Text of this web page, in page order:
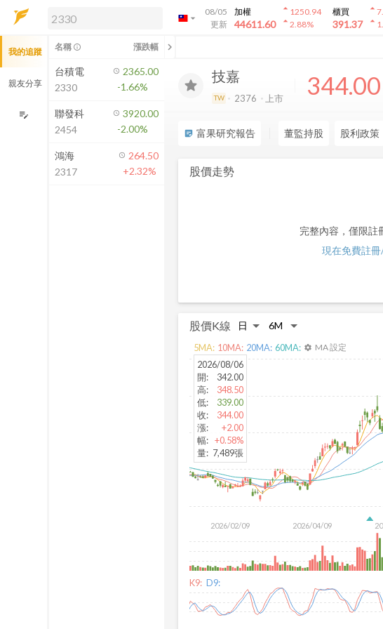
arrow_drop_down
08/05
更新
加權
44611.60
arrow_drop_up1250.94
arrow_drop_up2.88%
櫃買
391.37
arrow_drop_up
arrow_drop_up
解鎖即時行情及進階功能
方案」，即可解鎖以下功能：
即時行情
即時市況與排行
成交金額熱力圖
前往方案訂閱
如何綁定合作券商
技嘉
TW 2376 上市 344.00
sticky_note_2 富果研究報告 董監持股 股利政策
股價走勢
完整內容，僅限註
現在免費註冊
股價K線
2026/02/09 2026/04/09
2026/08/06
開:
342.00
高:
348.50
低:
339.00
收:
344.00
漲:
+2.00
幅: +0.58%
量: 7,489張
5MA: 10MA: 20MA: 60MA: settings MA 設定
K9: D9:
我的追蹤
親友分享
edit_note
名稱 info_outline 漲跌幅 chevron_left
台積電
2330
2365.00
-1.66%
聯發科
2454
3920.00
-2.00%
鴻海
2317
264.50
+2.32%